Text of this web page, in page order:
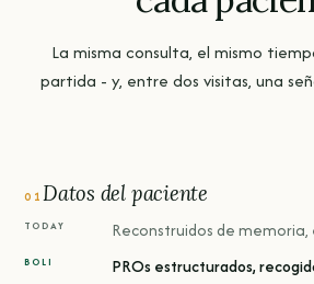
La misma consulta, el mismo
partida - y, entre dos visitas, una
01 Datos del paciente
Reconstruidos de memoria,
PROs estructurados,